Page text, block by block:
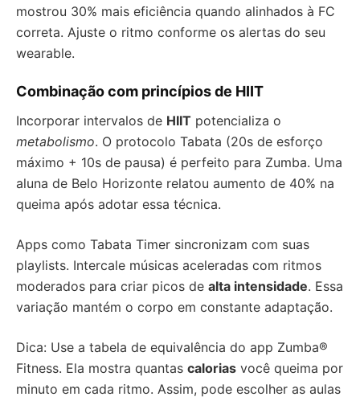
mostrou 30% mais eficiência quando alinhados à FC
correta. Ajuste o ritmo conforme os alertas do seu
wearable.
Combinação com princípios de HIIT
Incorporar intervalos de HIIT potencializa o
metabolismo. O protocolo Tabata (20s de esforço
máximo + 10s de pausa) é perfeito para Zumba. Uma
aluna de Belo Horizonte relatou aumento de 40% na
queima após adotar essa técnica.
Apps como Tabata Timer sincronizam com suas
playlists. Intercale músicas aceleradas com ritmos
moderados para criar picos de alta intensidade. Essa
variação mantém o corpo em constante adaptação.
Dica: Use a tabela de equivalência do app Zumba®
Fitness. Ela mostra quantas calorias você queima por
minuto em cada ritmo. Assim, pode escolher as aulas